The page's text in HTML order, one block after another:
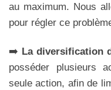
au maximum. Nous
pour régler ce
➡️ La diversification
posséder plusieurs
seule action, afin de